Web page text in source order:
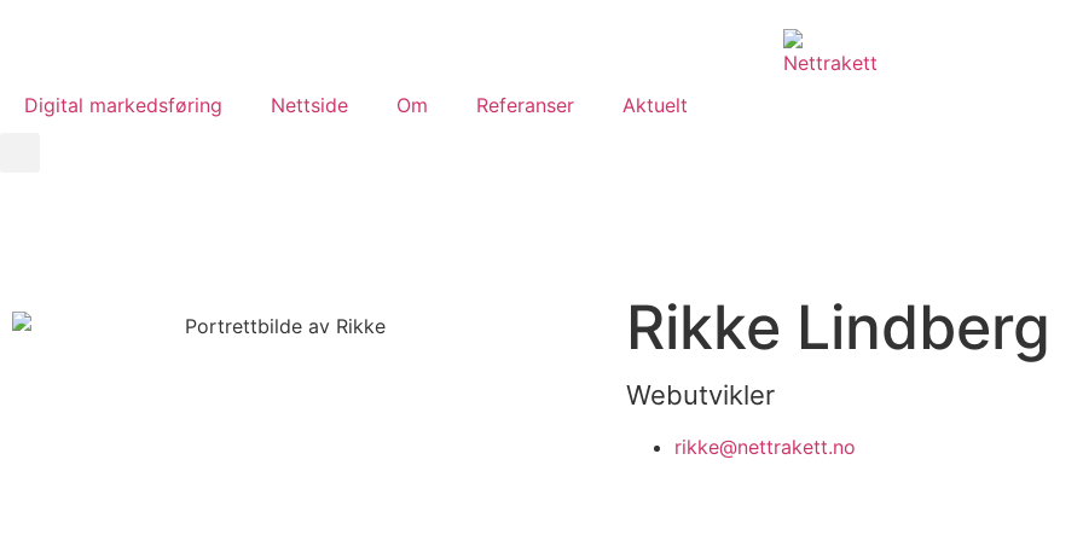
Digital markedsføring Nettside Om Referanser Aktuelt
Rikke Lindberg
Webutvikler
rikke@nettrakett.no